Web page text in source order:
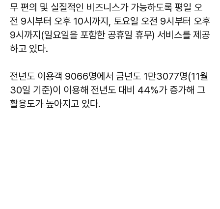
무 편의 및 실질적인 비즈니스가 가능하도록 평일 오
전 9시부터 오후 10시까지, 토요일 오전 9시부터 오후
9시까지(일요일을 포함한 공휴일 휴무) 서비스를 제공
하고 있다.
전년도 이용객 9066명에서 금년도 1만3077명(11월
30일 기준)이 이용해 전년도 대비 44%가 증가해 그
활용도가 높아지고 있다.